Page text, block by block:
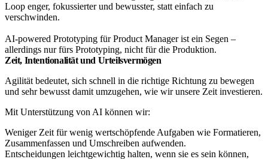
Loop enger, fokussierter und bewusster, statt einfach zu
verschwinden.​
AI-powered Prototyping für Product Manager ist ein Segen –
allerdings nur fürs Prototyping, nicht für die Produktion.
Zeit, Intentionalität und Urteilsvermögen
Agilität bedeutet, sich schnell in die richtige Richtung zu bewegen
und sehr bewusst damit umzugehen, wie wir unsere Zeit investieren.​
Mit Unterstützung von AI können wir:
Weniger Zeit für wenig wertschöpfende Aufgaben wie Formatieren,
Zusammenfassen und Umschreiben aufwenden.
Entscheidungen leichtgewichtig halten, wenn sie es sein können,